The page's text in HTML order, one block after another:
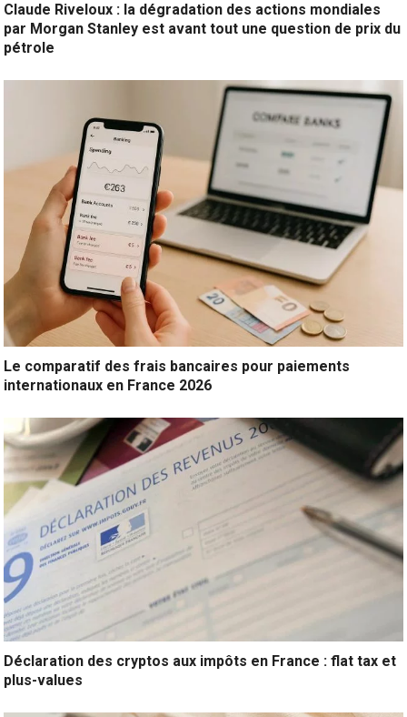
Claude Riveloux : la dégradation des actions mondiales
par Morgan Stanley est avant tout une question de prix du
pétrole
Le comparatif des frais bancaires pour paiements
internationaux en France 2026
Déclaration des cryptos aux impôts en France : flat tax et
plus-values